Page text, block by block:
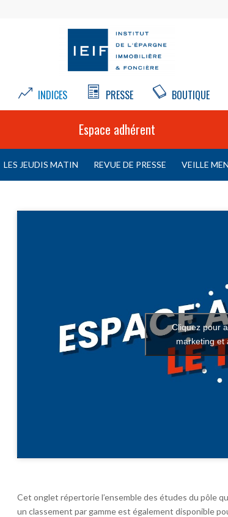
INDICES PRESSE BOUTIQUE
Espace adhérent
LES JEUDIS MATIN REVUE DE PRESSE VEILLE
Cliquez pour
marketing et
Cet onglet répertorie l’ensemble des études du pôle
un classement par gamme est également disponible